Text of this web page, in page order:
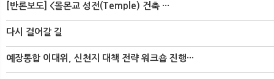
[반론보도] <몰몬교 성전(Temple) 건축 ···
다시 걸어갈 길
예장통합 이대위, 신천지 대책 전략 워크숍 진행···